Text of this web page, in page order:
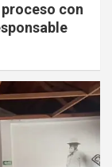
con